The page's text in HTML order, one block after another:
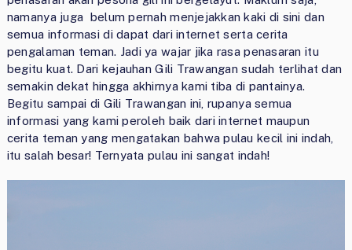
namanya juga belum pernah menjejakkan kaki di sini dan
semua informasi di dapat dari internet serta cerita
pengalaman teman. Jadi ya wajar jika rasa penasaran itu
begitu kuat. Dari kejauhan Gili Trawangan sudah terlihat dan
semakin dekat hingga akhirnya kami tiba di pantainya.
Begitu sampai di Gili Trawangan ini, rupanya semua
informasi yang kami peroleh baik dari internet maupun
cerita teman yang mengatakan bahwa pulau kecil ini indah,
itu salah besar! Ternyata pulau ini sangat indah!